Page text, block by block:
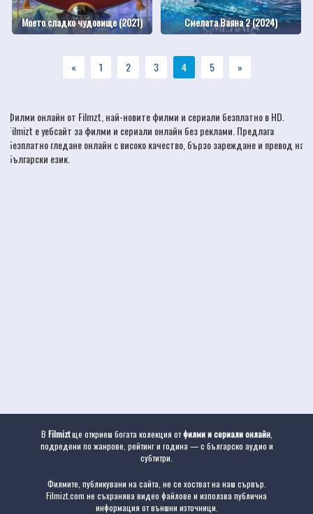
Моето сладко чудовище (2021) Смелата Ваяна 2 (2024)
« 1 2 3 4 5 »
Филми онлайн от Filmzt, най-новитефилми и сериали безплатно в HD.
Filmizt е уебсайт за филми и сериали онлайн без реклами. Предлага
безплатно гледане онлайн с високо качество, бързо зареждане и превод на
български език.
В Filmiztще откриеш богата колекция отфилми и сериали онлайн,
подредени по жанрове, рейтинг и година — с българско аудио и
субтитри.
Филмите, публикувани на сайта, не се хостват на наш сървър.
Filmizt.com не съхранява видео файлове и използва публична
информация от външни източници.